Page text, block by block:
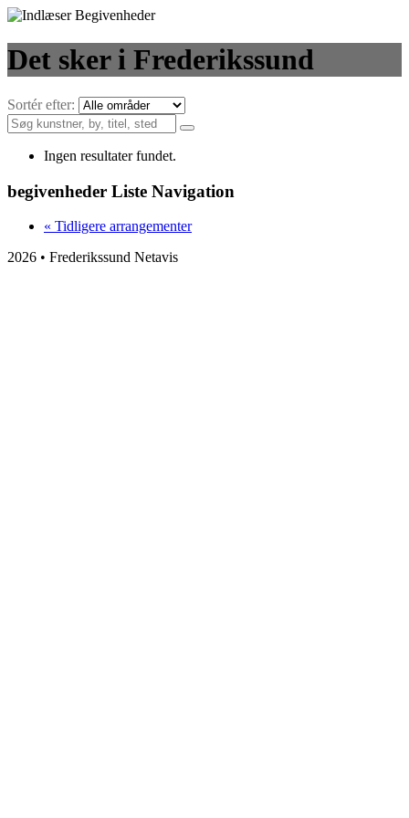
Det sker i Frederikssund
Sortér efter:
Ingen resultater fundet.
begivenheder Liste Navigation
« Tidligere arrangementer
2026 • Frederikssund Netavis